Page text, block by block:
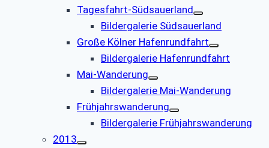
Tagesfahrt-Südsauerland
Bildergalerie Südsauerland
Große Kölner Hafenrundfahrt
Bildergalerie Hafenrundfahrt
Mai-Wanderung
Bildergalerie Mai-Wanderung
Frühjahrswanderung
Bildergalerie Frühjahrswanderung
2013